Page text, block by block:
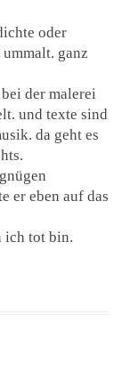
oder
ganz
der malerei
und texte sind
da geht es
er eben auf das
ich tot bin.